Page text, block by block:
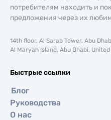
потребителям находить и
предложения через их
14th floor, Al Sarab Tower, Abu
Al Maryah Island, Abu Dhabi,
Быстрые ссылки
Блог
Руководства
О нас